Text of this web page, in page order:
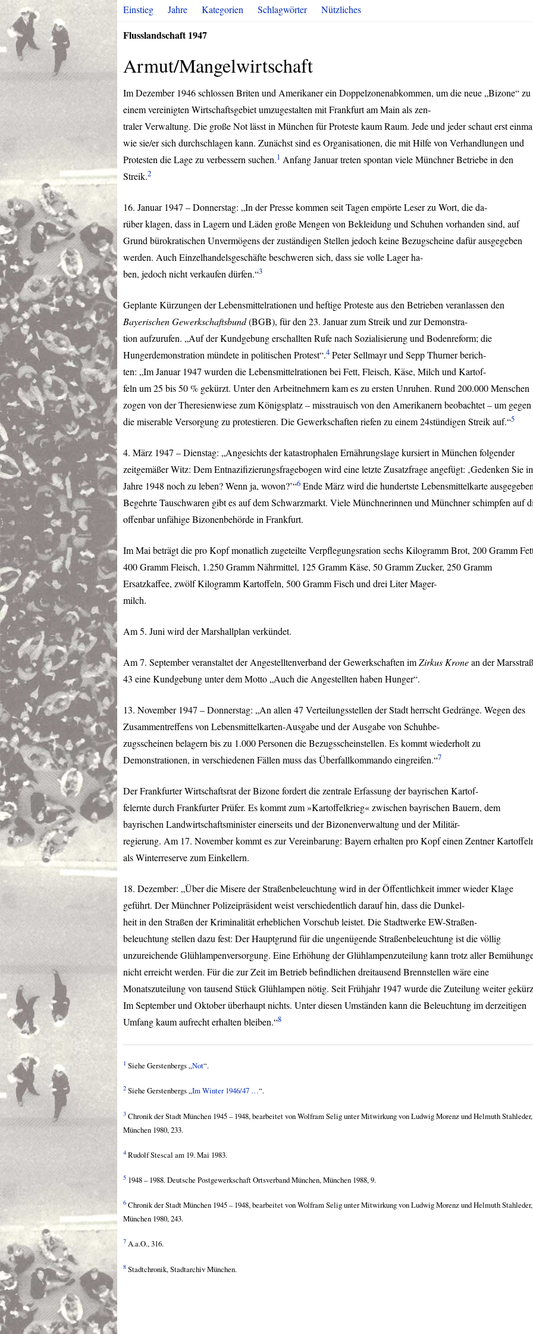
Einstieg Jahre Kategorien Schlagwörter Nützliches
Flusslandschaft 1947
Armut/Mangelwirtschaft
Im Dezember 1946 schlossen Briten und Amerikaner ein Doppelzonenabkommen, um die neue „Bizone“ zu
einem vereinigten Wirtschaftsgebiet umzugestalten mit Frankfurt am Main als zen-
traler Verwaltung. Die große Not lässt in München für Proteste kaum Raum. Jede und jeder schaut erst
wie sie/er sich durchschlagen kann. Zunächst sind es Organisationen, die mit Hilfe von Verhandlungen und
Protesten die Lage zu verbessern suchen.1 Anfang Januar treten spontan viele Münchner Betriebe in den
Streik.2
16. Januar 1947 – Donnerstag: „In der Presse kommen seit Tagen empörte Leser zu Wort, die da-
rüber klagen, dass in Lagern und Läden große Mengen von Bekleidung und Schuhen vorhanden sind, auf
Grund bürokratischen Unvermögens der zuständigen Stellen jedoch keine Bezugscheine dafür ausgegeben
werden. Auch Einzelhandelsgeschäfte beschweren sich, dass sie volle Lager ha-
ben, jedoch nicht verkaufen dürfen.“3
Geplante Kürzungen der Lebensmittelrationen und heftige Proteste aus den Betrieben veranlassen den
Bayerischen Gewerkschaftsbund(BGB), für den 23. Januar zum Streik und zur Demonstra-
tion aufzurufen. „Auf der Kundgebung erschallten Rufe nach Sozialisierung und Bodenreform; die
Hungerdemonstration mündete in politischen Protest“.4 Peter Sellmayr und Sepp Thurner berich-
ten: „Im Januar 1947 wurden die Lebensmittelrationen bei Fett, Fleisch, Käse, Milch und Kartof-
feln um 25 bis 50 % gekürzt. Unter den Arbeitnehmern kam es zu ersten Unruhen. Rund 200.000 Menschen
zogen von der Theresienwiese zum Königsplatz – misstrauisch von den Amerikanern beobachtet – um gegen
die miserable Versorgung zu protestieren. Die Gewerkschaften riefen zu einem 24stündigen Streik auf.“5
4. März 1947 – Dienstag: „Angesichts der katastrophalen Ernährungslage kursiert in München folgender
zeitgemäßer Witz: Dem Entnazifizierungsfragebogen wird eine letzte Zusatzfrage angefügt: ‚Gedenken Sie
Jahre 1948 noch zu leben? Wenn ja, wovon?’“6 Ende März wird die hundertste Lebensmittelkarte
Begehrte Tauschwaren gibt es auf dem Schwarzmarkt. Viele Münchnerinnen und Münchner schimpfen auf
offenbar unfähige Bizonenbehörde in Frankfurt.
Im Mai beträgt die pro Kopf monatlich zugeteilte Verpflegungsration sechs Kilogramm Brot, 200 Gramm
400 Gramm Fleisch, 1.250 Gramm Nährmittel, 125 Gramm Käse, 50 Gramm Zucker, 250 Gramm
Ersatzkaffee, zwölf Kilogramm Kartoffeln, 500 Gramm Fisch und drei Liter Mager-
milch.
Am 5. Juni wird der Marshallplan verkündet.
Am 7. September veranstaltet der Angestelltenverband der Gewerkschaften imZirkus Kronean der
43 eine Kundgebung unter dem Motto „Auch die Angestellten haben Hunger“.
13. November 1947 – Donnerstag: „An allen 47 Verteilungsstellen der Stadt herrscht Gedränge. Wegen des
Zusammentreffens von Lebensmittelkarten-Ausgabe und der Ausgabe von Schuhbe-
zugsscheinen belagern bis zu 1.000 Personen die Bezugsscheinstellen. Es kommt wiederholt zu
Demonstrationen, in verschiedenen Fällen muss das Überfallkommando eingreifen.“7
Der Frankfurter Wirtschaftsrat der Bizone fordert die zentrale Erfassung der bayrischen Kartof-
felernte durch Frankfurter Prüfer. Es kommt zum »Kartoffelkrieg« zwischen bayrischen Bauern, dem
bayrischen Landwirtschaftsminister einerseits und der Bizonenverwaltung und der Militär-
regierung. Am 17. November kommt es zur Vereinbarung: Bayern erhalten pro Kopf einen Zentner
als Winterreserve zum Einkellern.
18. Dezember: „Über die Misere der Straßenbeleuchtung wird in der Öffentlichkeit immer wieder Klage
geführt. Der Münchner Polizeipräsident weist verschiedentlich darauf hin, dass die Dunkel-
heit in den Straßen der Kriminalität erheblichen Vorschub leistet. Die Stadtwerke EW-Straßen-
beleuchtung stellen dazu fest: Der Hauptgrund für die ungenügende Straßenbeleuchtung ist die völlig
unzureichende Glühlampenversorgung. Eine Erhöhung der Glühlampenzuteilung kann trotz aller
nicht erreicht werden. Für die zur Zeit im Betrieb befindlichen dreitausend Brennstellen wäre eine
Monatszuteilung von tausend Stück Glühlampen nötig. Seit Frühjahr 1947 wurde die Zuteilung weiter
Im September und Oktober überhaupt nichts. Unter diesen Umständen kann die Beleuchtung im derzeitigen
Umfang kaum aufrecht erhalten bleiben.“8
1 Siehe Gerstenbergs „Not“.
2 Siehe Gerstenbergs „Im Winter 1946/47 …“.
3 Chronik der Stadt München 1945 – 1948, bearbeitet von Wolfram Selig unter Mitwirkung von Ludwig Morenz und Helmuth Stahleder,
München 1980, 233.
4 Rudolf Stescal am 19. Mai 1983.
5 1948 – 1988. Deutsche Postgewerkschaft Ortsverband München, München 1988, 9.
6 Chronik der Stadt München 1945 – 1948, bearbeitet von Wolfram Selig unter Mitwirkung von Ludwig Morenz und Helmuth Stahleder,
München 1980, 243.
7 A.a.O., 316.
8 Stadtchronik, Stadtarchiv München.